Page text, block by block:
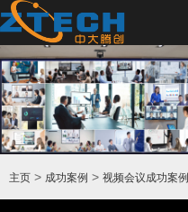
主页 > 成功案例 > 视频会议成功案例